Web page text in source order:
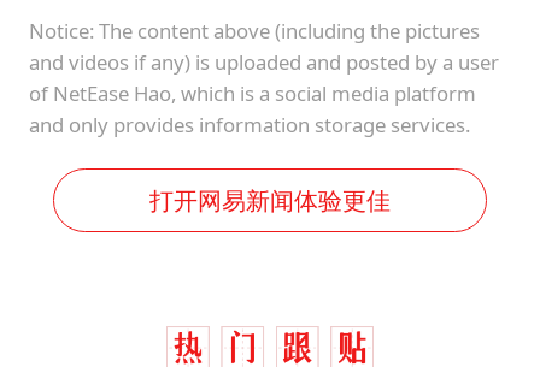
Notice: The content above (including the pictures
and videos if any) is uploaded and posted by a user
of NetEase Hao, which is a social media platform
and only provides information storage services.
打开网易新闻体验更佳